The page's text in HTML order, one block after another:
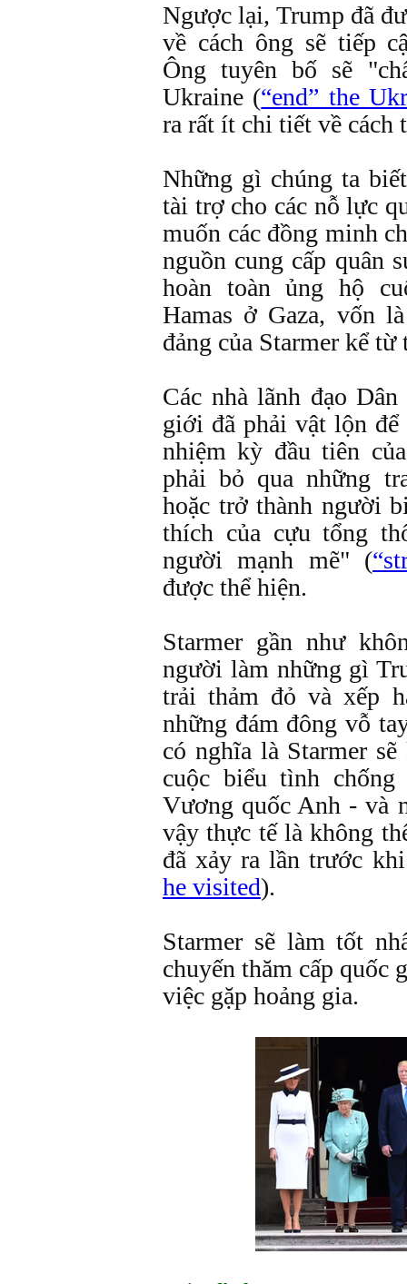
Ngược lại, Trump đã
về cách ông sẽ tiếp
Ông tuyên bố sẽ
Ukraine (“end” the
ra rất ít chi tiết về cách
Những gì chúng ta
tài trợ cho các nỗ lực
muốn các đồng minh
nguồn cung cấp quân
hoàn toàn ủng hộ
Hamas ở Gaza, vốn
đảng của Starmer kể
Các nhà lãnh đạo
giới đã phải vật lộn
nhiệm kỳ đầu tiên
phải bỏ qua những
hoặc trở thành người
thích của cựu tổng
người mạnh mẽ" (
được thể hiện.
Starmer gần như
người làm những gì
trải thảm đỏ và xếp
những đám đông vỗ
có nghĩa là Starmer
cuộc biểu tình
Vương quốc Anh - và
vậy thực tế là không
đã xảy ra lần trước
he visited).
Starmer sẽ làm tốt
chuyến thăm cấp quốc
việc gặp hoảng gia.